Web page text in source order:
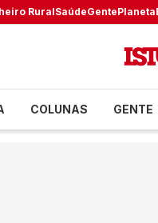
RuralSaúdeGentePlaneta
COLUNAS GENTE